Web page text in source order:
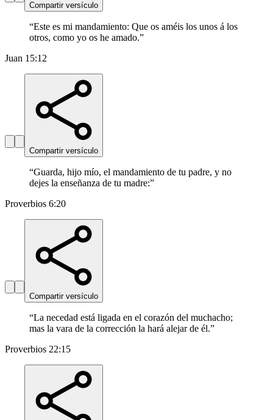
Compartir versículo
“Este es mi mandamiento: Que os améis los unos á los
otros, como yo os he amado.”
Juan 15:12
Compartir versículo
“Guarda, hijo mío, el mandamiento de tu padre, y no
dejes la enseñanza de tu madre:”
Proverbios 6:20
Compartir versículo
“La necedad está ligada en el corazón del muchacho;
mas la vara de la corrección la hará alejar de él.”
Proverbios 22:15